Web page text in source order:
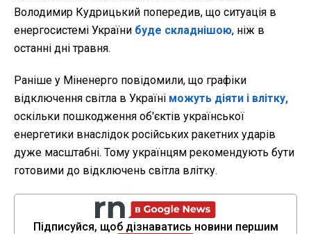
Володимир Кудрицький попередив, що ситуація в
енергосистемі України буде складнішою, ніж в
останні дні травня.
Раніше у Міненерго повідомили, що графіки
відключення світла в Україні можуть діяти і влітку,
оскільки пошкодження об'єктів української
енергетики внаслідок російських ракетних ударів
дуже масштабні. Тому українцям рекомендують бути
готовими до відключень світла влітку.
Підписуйся, щоб дізнаватись новини першим